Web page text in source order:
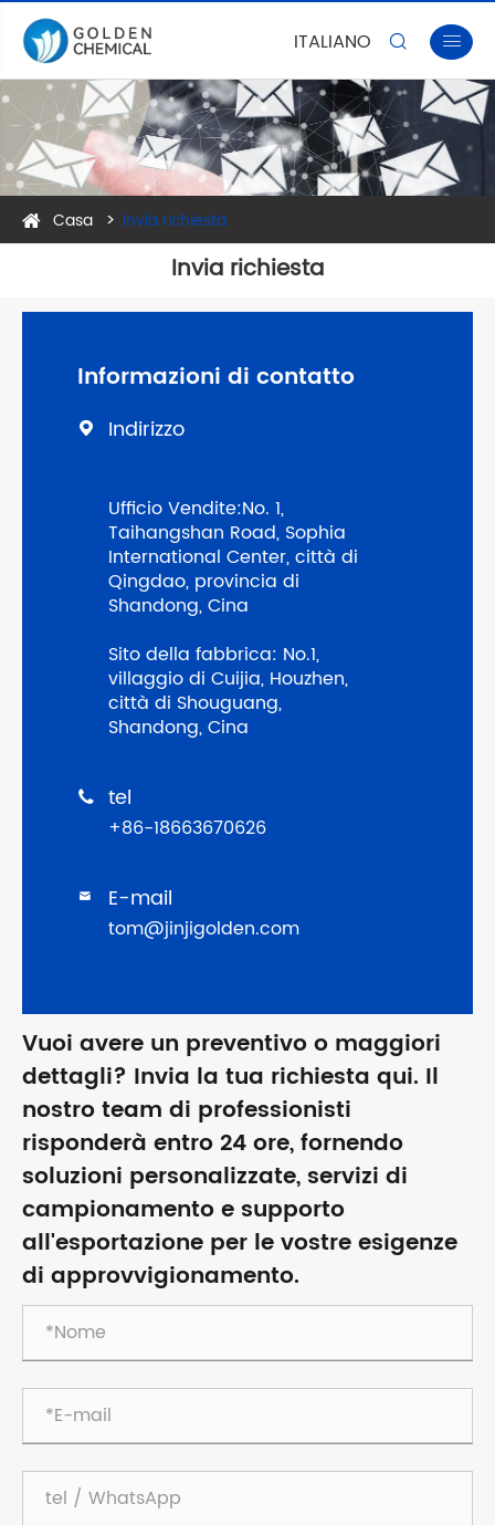
ITALIANO  
Casa Invia richiesta
Invia richiesta
Informazioni di contatto
 Indirizzo
Ufficio Vendite:No. 1,
Taihangshan Road, Sophia
International Center, città di
Qingdao, provincia di
Shandong, Cina
Sito della fabbrica: No.1,
villaggio di Cuijia, Houzhen,
città di Shouguang,
Shandong, Cina
 tel
+86-18663670626
 E-mail
tom@jinjigolden.com
Vuoi avere un preventivo o maggiori
dettagli? Invia la tua richiesta qui. Il
nostro team di professionisti
risponderà entro 24 ore, fornendo
soluzioni personalizzate, servizi di
campionamento e supporto
all'esportazione per le vostre esigenze
di approvvigionamento.